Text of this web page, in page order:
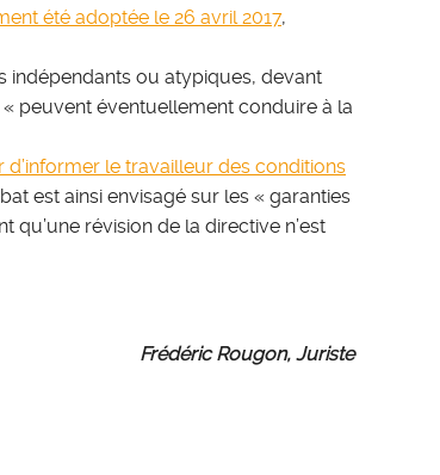
été adoptée le 26 avril 2017,
indépendants ou atypiques, devant
peuvent éventuellement conduire à la
d’informer le travailleur des conditions
est ainsi envisagé sur les « garanties
révision de la directive n’est
Frédéric Rougon, Juriste